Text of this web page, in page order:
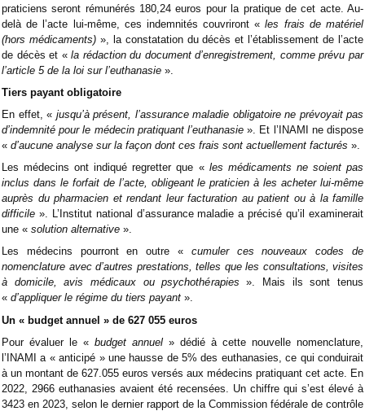
praticiens seront rémunérés 180,24 euros pour la pratique de cet acte. Au-
delà de l’acte lui-même, ces indemnités couvriront «les frais de matériel
(hors médicaments)», la constatation du décès et l’établissement de l’acte
de décès et «la rédaction du document d’enregistrement, comme prévu par
l’article 5 de la loi sur l’euthanasie ».
Tiers payant obligatoire
En effet, « jusqu’à présent, l’assurance maladie obligatoire ne prévoyait pas
d’indemnité pour le médecin pratiquant l’euthanasie ». Et l’INAMI ne dispose
« d’aucune analyse sur la façon dont ces frais sont actuellement facturés ».
Les médecins ont indiqué regretter que « les médicaments ne soient pas
inclus dans le forfait de l’acte, obligeant le praticien à les acheter lui-même
auprès du pharmacien et rendant leur facturation au patient ou à la famille
difficile ». L’Institut national d’assurance maladie a précisé qu’il examinerait
une « solution alternative ».
Les médecins pourront en outre « cumuler ces nouveaux codes de
nomenclature avec d’autres prestations, telles que les consultations, visites
à domicile, avis médicaux ou psychothérapies ». Mais ils sont tenus
« d’appliquer le régime du tiers payant ».
Un « budget annuel » de 627 055 euros
Pour évaluer le « budget annuel » dédié à cette nouvelle nomenclature,
l’INAMI a « anticipé » une hausse de 5% des euthanasies, ce qui conduirait
à un montant de 627.055 euros versés aux médecins pratiquant cet acte. En
2022, 2966 euthanasies avaient été recensées. Un chiffre qui s’est élevé à
3423 en 2023, selon le dernier rapport de la Commission fédérale de contrôle